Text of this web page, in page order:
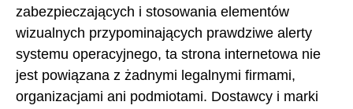
zabezpieczających i stosowania elementów
wizualnych przypominających prawdziwe alerty
systemu operacyjnego, ta strona internetowa nie
jest powiązana z żadnymi legalnymi firmami,
organizacjami ani podmiotami. Dostawcy i marki